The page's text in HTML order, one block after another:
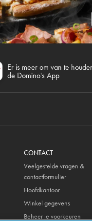
Er is meer om van te
de Domino's App
CONTACT
Veelgestelde vragen &
contactformulier
Hoofdkantoor
Winkel gegevens
Beheer je voorkeuren